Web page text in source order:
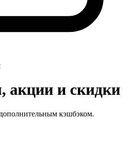
акции и скидки
кэшбэком.